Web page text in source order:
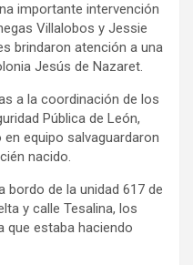
importante intervención
Villalobos y Jessie
brindaron atención a una
Jesús de Nazaret.
a la coordinación de los
Pública de León,
equipo salvaguardaron
nacido.
bordo de la unidad 617 de
y calle Tesalina, los
que estaba haciendo